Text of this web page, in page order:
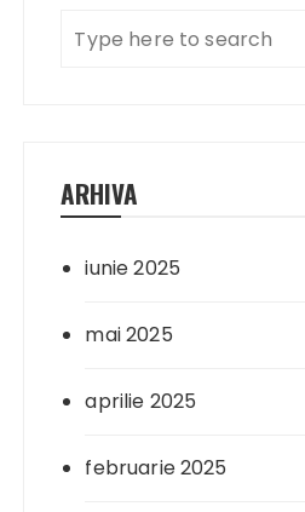
ARHIVA
iunie 2025
mai 2025
aprilie 2025
februarie 2025